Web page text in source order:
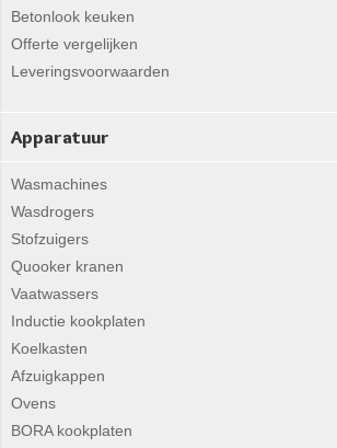
Betonlook keuken
Offerte vergelijken
Leveringsvoorwaarden
Apparatuur
Wasmachines
Wasdrogers
Stofzuigers
Quooker kranen
Vaatwassers
Inductie kookplaten
Koelkasten
Afzuigkappen
Ovens
BORA kookplaten